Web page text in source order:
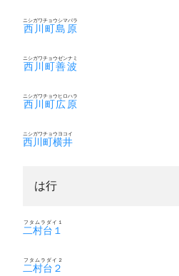
西川町島原
ニシガワチョウシマバラ
西川町善波
ニシガワチョウゼンナミ
西川町広原
ニシガワチョウヒロハラ
西川町横井
ニシガワチョウヨコイ
は行
二村台１
フタムラダイ１
二村台２
フタムラダイ２